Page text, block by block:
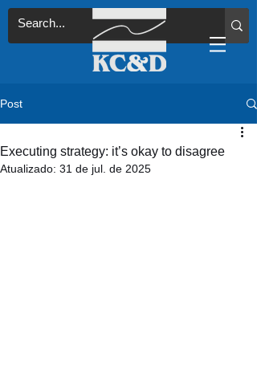
Post
Executing strategy: it’s okay to disagree
Atualizado: 31 de jul. de 2025